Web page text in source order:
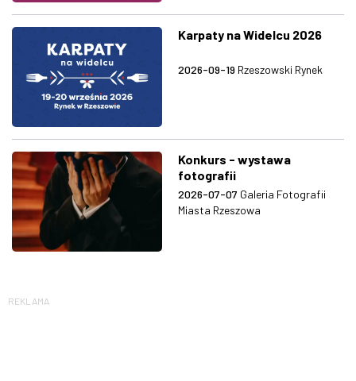
Karpaty na Widelcu 2026
2026-09-19 Rzeszowski Rynek
Konkurs - wystawa
fotografii
2026-07-07 Galeria Fotografii
Miasta Rzeszowa
REKLAMA